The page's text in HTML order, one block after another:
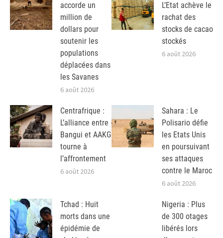
accorde un
million de
dollars pour
soutenir les
populations
déplacées dans
les Savanes
6 août 2026
L’Etat achève le
rachat des
stocks de cacao
stockés
6 août 2026
Centrafrique :
L’alliance entre
Bangui et AAKG
tourne à
l’affrontement
6 août 2026
Sahara : Le
Polisario défie
les Etats Unis
en poursuivant
ses attaques
contre le Maroc
6 août 2026
Tchad : Huit
morts dans une
épidémie de
Nigeria : Plus
de 300 otages
libérés lors